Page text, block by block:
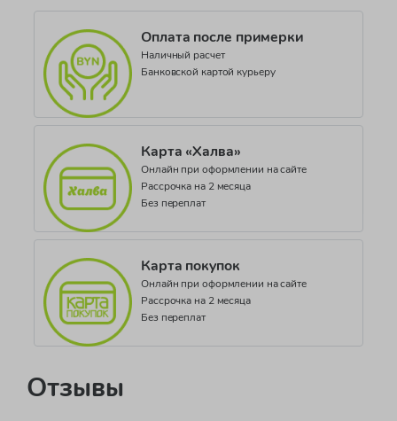
красный
Коллекция
SEASONAL BASIC_PR506 PE01
Оплата после примерки
Наличный расчет
Банковской картой курьеру
Карта «Халва»
Онлайн при оформлении на сайте
Рассрочка на 2 месяца
Без переплат
Карта покупок
Онлайн при оформлении на сайте
Рассрочка на 2 месяца
Без переплат
Отзывы